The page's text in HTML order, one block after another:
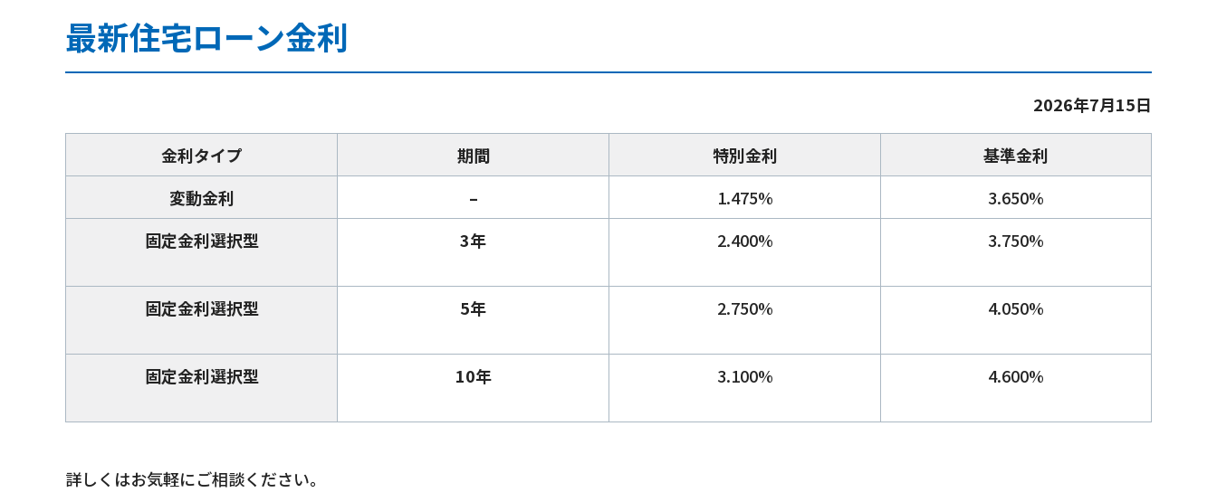
最新住宅ローン金利
2026年7月15日
金利タイプ 期間 特別金利
基準金利
変動金利
– 1.475%
3.650%
固定金利選択型
3年 2.400% 3.750%
固定金利選択型 5年 2.750% 4.050%
固定金利選択型 10年 3.100% 4.600%
詳しくはお気軽にご相談ください。